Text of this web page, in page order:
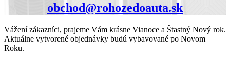
obchod@rohozedoauta.sk
Vážení zákazníci, prajeme Vám krásne Vianoce a Štastný Nový rok.
Aktuálne vytvorené objednávky budú vybavované po Novom
Roku.